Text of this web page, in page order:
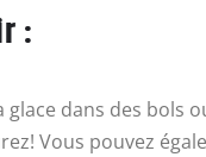
:
glace dans des bols
Vous pouvez